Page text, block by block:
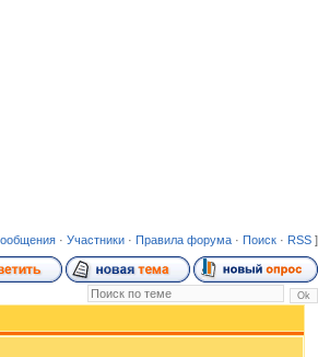
· Участники · Правила форума · Поиск · RSS ]